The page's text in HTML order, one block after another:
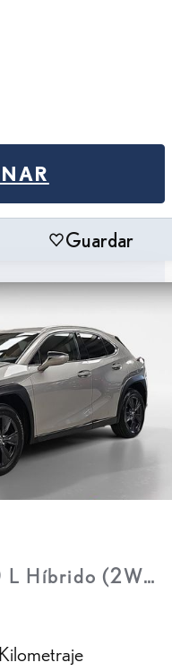
Guardar
Híbrido (2WD)
Kilometraje